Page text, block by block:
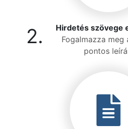
2.
Hirdetés szövege
Fogalmazza meg
pontos